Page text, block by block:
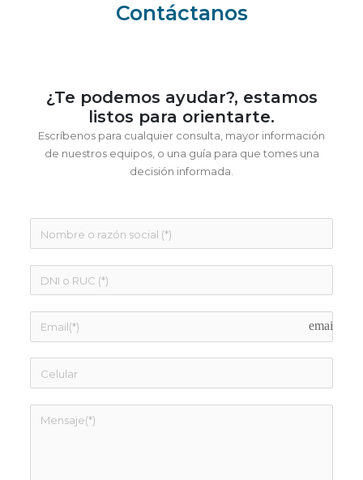
Contáctanos
¿Te podemos ayudar?, estamos
listos para orientarte.
Escríbenos para cualquier consulta, mayor información
de nuestros equipos, o una guía para que tomes una
decisión informada.
email